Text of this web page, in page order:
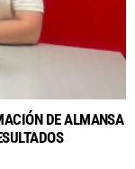
DE ALMANSA